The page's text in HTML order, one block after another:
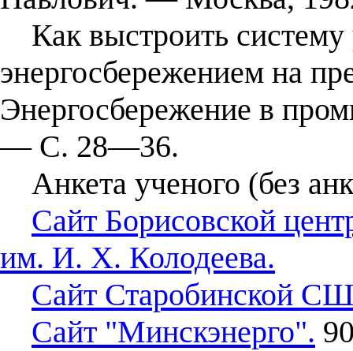
Как выстроить систему
энергосбережением на
Энергосбережение в
— С. 28—36.
Анкета ученого (без
Сайт Борисовской
им. И. Х. Колодеева.
Сайт Старобинской СШ
Сайт "Минскэнерго".